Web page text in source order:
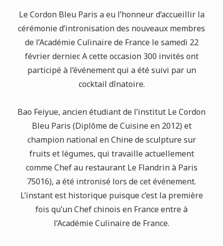
Le Cordon Bleu Paris a eu l’honneur d’accueillir la
cérémonie d’intronisation des nouveaux membres
de l’Académie Culinaire de France le samedi 22
février dernier. A cette occasion 300 invités ont
participé à l’événement qui a été suivi par un
cocktail dînatoire.
Bao Feiyue, ancien étudiant de l’institut Le Cordon
Bleu Paris (Diplôme de Cuisine en 2012) et
champion national en Chine de sculpture sur
fruits et légumes, qui travaille actuellement
comme Chef au restaurant Le Flandrin à Paris
75016), a été intronisé lors de cet événement.
L’instant est historique puisque c’est la première
fois qu’un Chef chinois en France entre à
l’Académie Culinaire de France.